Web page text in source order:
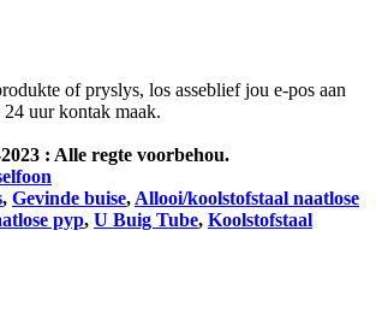
of pryslys, los asseblief jou e-pos aan
24 uur kontak maak.
: Alle regte voorbehou.
, Gevinde buise, Allooi/koolstofstaal naatlose
pyp, U Buig Tube, Koolstofstaal